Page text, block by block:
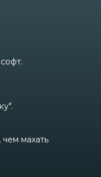
махать